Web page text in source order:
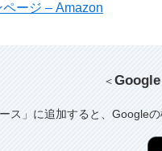
ージ – Amazon
＜
ース」に追加すると、Google